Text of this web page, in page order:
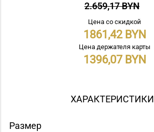
2.659,17 BYN
Цена со скидкой
1861,42
Цена держателя карты
1396,07
ХАРАКТЕРИСТИКИ
Размер